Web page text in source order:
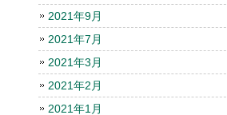
2021年9月
2021年7月
2021年3月
2021年2月
2021年1月